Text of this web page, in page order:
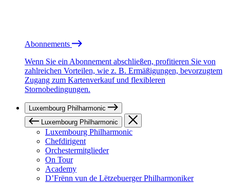
Abonnements
Wenn Sie ein Abonnement abschließen, profitieren Sie von
zahlreichen Vorteilen, wie z. B. Ermäßigungen, bevorzugtem
Zugang zum Kartenverkauf und flexibleren
Stornobedingungen.
Luxembourg Philharmonic
Luxembourg Philharmonic
Luxembourg Philharmonic
Chefdirigent
Orchestermitglieder
On Tour
Academy
D’Frënn vun de Lëtzebuerger Philharmoniker